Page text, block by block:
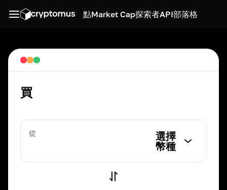
點Market Cap探索者API部落格
買
從
選擇
幣種